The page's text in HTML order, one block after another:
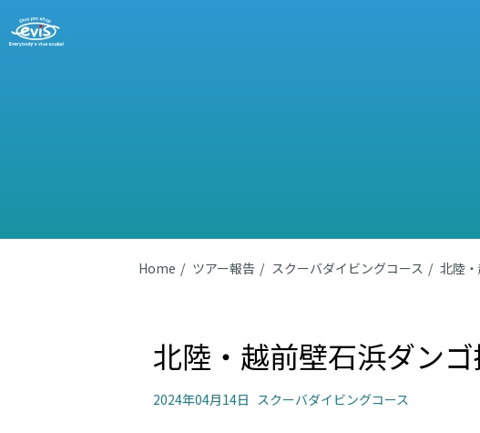
Home ツアー報告 スクーバダイビングコース 北陸
北陸・越前壁石浜ダン
2024年04月14日 スクーバダイビングコース